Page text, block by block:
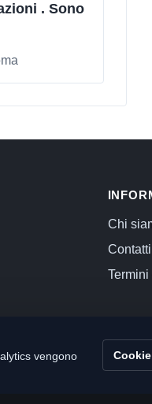
. Sono
Chi
Contatti
vengono